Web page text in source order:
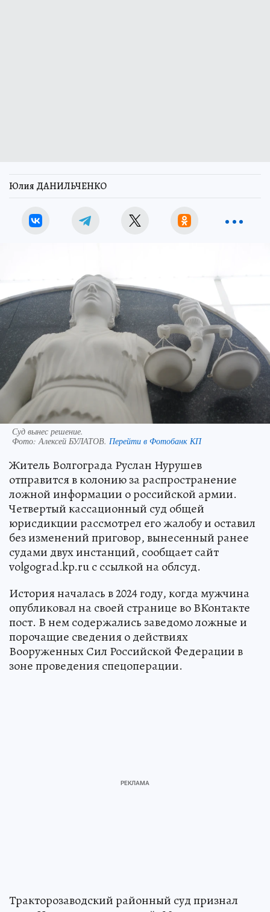
Юлия ДАНИЛЬЧЕНКО
Суд вынес решение.
Фото:Алексей БУЛАТОВ. Перейти в Фотобанк КП
Житель Волгограда Руслан Нурушев
отправится в колонию за распространение
ложной информации о российской армии.
Четвертый кассационный суд общей
юрисдикции рассмотрел его жалобу и оставил
без изменений приговор, вынесенный ранее
судами двух инстанций, сообщает сайт
volgograd.kp.ru с ссылкой на облсуд.
История началась в 2024 году, когда мужчина
опубликовал на своей странице во ВКонтакте
пост. В нем содержались заведомо ложные и
порочащие сведения о действиях
Вооруженных Сил Российской Федерации в
зоне проведения спецоперации.
Тракторозаводский районный суд признал